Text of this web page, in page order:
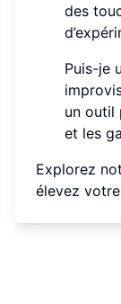
des
Puis-je
un outil
et les
Explorez
élevez